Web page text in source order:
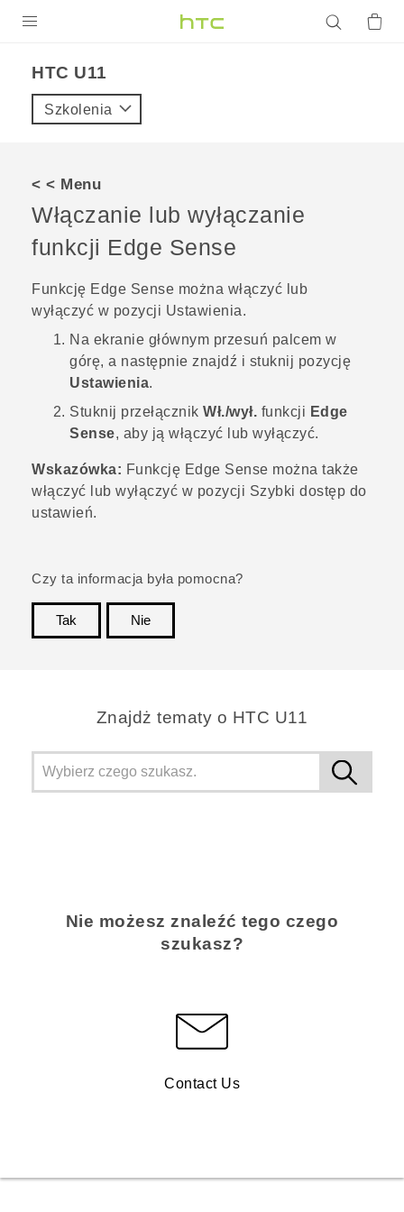
VIVE
VIVERSE
POMOC TECHNICZNA
Urządzenia i akcesoria HTC
Zaloguj się
HTC U11‎
Szkolenia
< < Menu
Włączanie lub wyłączanie
funkcji Edge Sense
Funkcję Edge Sense można włączyć lub
wyłączyć w pozycji Ustawienia.
Na ekranie głównym przesuń palcem w
górę, a następnie znajdź i stuknij pozycję
Ustawienia.
Stuknij przełącznik Wł./wył. funkcji Edge
Sense, aby ją włączyć lub wyłączyć.
Wskazówka: Funkcję Edge Sense można także
włączyć lub wyłączyć w pozycji Szybki dostęp do
ustawień.
Czy ta informacja była pomocna?
Tak
Nie
Znajdż tematy o HTC U11
Nie możesz znaleźć tego czego
szukasz?
Contact Us